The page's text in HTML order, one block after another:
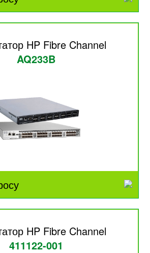
HP Fibre Channel
AQ233B
HP Fibre Channel
411122-001